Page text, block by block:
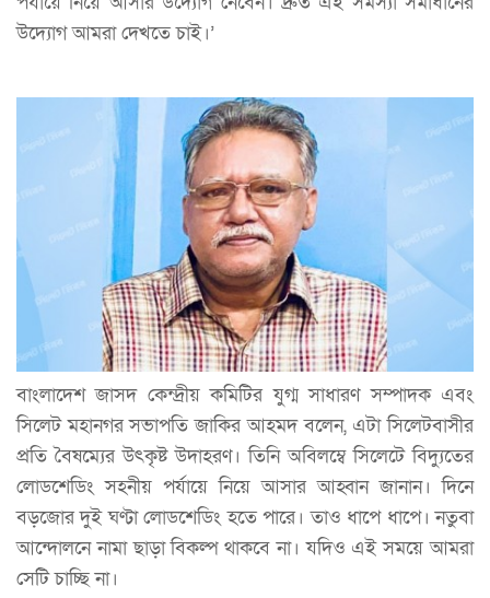
উদ্যোগ আমরা দেখতে চাই।’
বাংলাদেশ জাসদ কেন্দ্রীয় কমিটির যুগ্ম সাধারণ সম্পাদক এবং
সিলেট মহানগর সভাপতি জাকির আহমদ বলেন, এটা সিলেটবাসীর
প্রতি বৈষম্যের উৎকৃষ্ট উদাহরণ। তিনি অবিলম্বে সিলেটে বিদ্যুতের
লোডশেডিং সহনীয় পর্যায়ে নিয়ে আসার আহ্বান জানান। দিনে
বড়জোর দুই ঘণ্টা লোডশেডিং হতে পারে। তাও ধাপে ধাপে। নতুবা
আন্দোলনে নামা ছাড়া বিকল্প থাকবে না। যদিও এই সময়ে আমরা
সেটি চাচ্ছি না।